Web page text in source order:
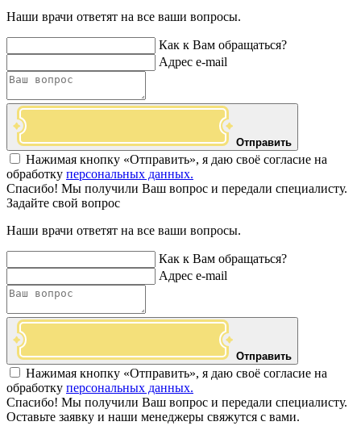
Наши врачи ответят на все ваши вопросы.
Как к Вам обращаться?
Адрес e-mail
Отправить
Нажимая кнопку «Отправить», я даю своё согласие на
обработку персональных данных.
Спасибо! Мы получили Ваш вопрос и передали специалисту.
Задайте свой вопрос
Наши врачи ответят на все ваши вопросы.
Как к Вам обращаться?
Адрес e-mail
Отправить
Нажимая кнопку «Отправить», я даю своё согласие на
обработку персональных данных.
Спасибо! Мы получили Ваш вопрос и передали специалисту.
Оставьте заявку и наши менеджеры свяжутся с вами.